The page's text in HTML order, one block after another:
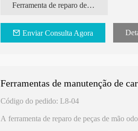
Ferramenta de reparo de peça de mão odontológica de baixa velocidade para Tealth
Enviar Consulta Agora
Ferramentas de manutenção de
Código do pedido: L8-04
A ferramenta de reparo de peças de mão